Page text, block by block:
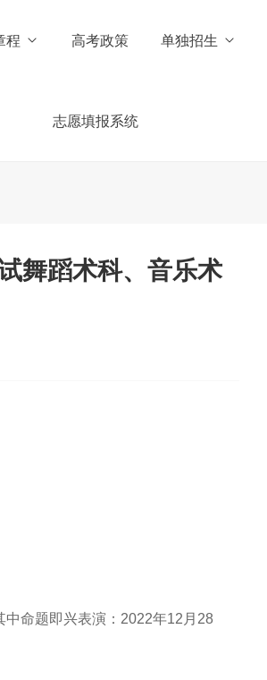
程 高考政策 单独招生
志愿填报系统
舞蹈术科、音乐术
命题即兴表演：2022年12月28